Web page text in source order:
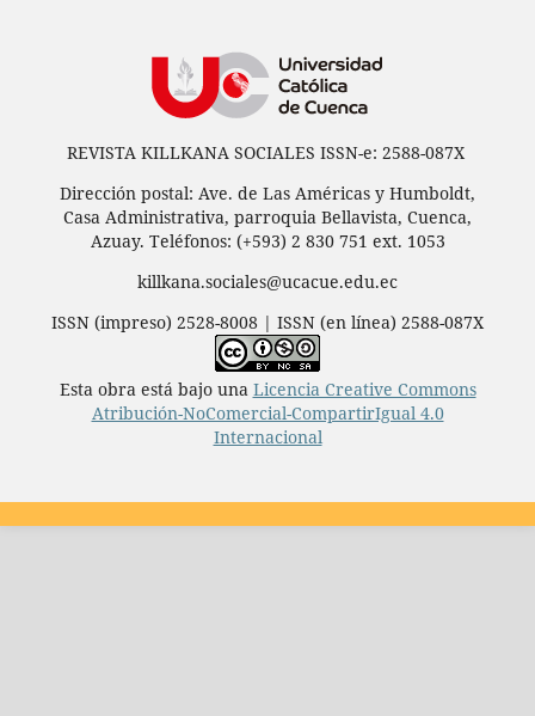
REVISTA KILLKANA SOCIALES ISSN-e: 2588-087X
Dirección postal: Ave. de Las Américas y Humboldt,
Casa Administrativa, parroquia Bellavista, Cuenca,
Azuay. Teléfonos: (+593) 2 830 751 ext. 1053
killkana.sociales@ucacue.edu.ec
ISSN (impreso) 2528-8008 | ISSN (en línea) 2588-087X
Esta obra está bajo una Licencia Creative Commons
Atribución-NoComercial-CompartirIgual 4.0
Internacional